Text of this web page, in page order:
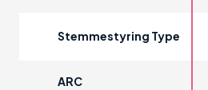
Stemmestyring Type
ARC